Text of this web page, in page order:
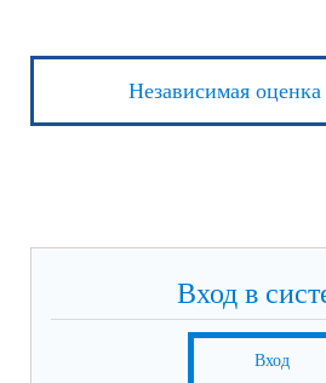
Независимая оценка
Вход в
Вход